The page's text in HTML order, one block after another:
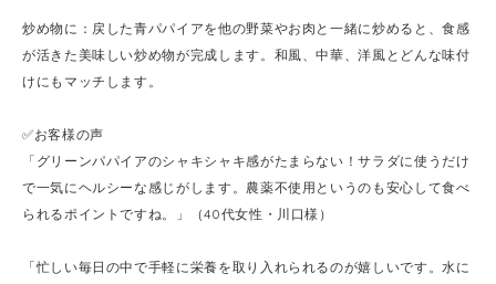
炒め物に：戻した青パパイアを他の野菜やお肉と一緒に炒めると、食感
が活きた美味しい炒め物が完成します。和風、中華、洋風とどんな味付
けにもマッチします。
✅お客様の声
「グリーンパパイアのシャキシャキ感がたまらない！サラダに使うだけ
で一気にヘルシーな感じがします。農薬不使用というのも安心して食べ
られるポイントですね。」（40代女性・川口様）
「忙しい毎日の中で手軽に栄養を取り入れられるのが嬉しいです。水に